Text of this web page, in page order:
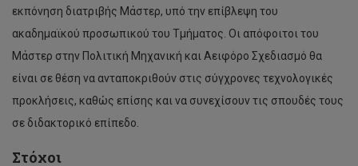
εκπόνηση διατριβής Μάστερ, υπό την επίβλεψη του
ακαδημαϊκού προσωπικού του Τμήματος. Οι απόφοιτοι του
Μάστερ στην Πολιτική Μηχανική και Αειφόρο Σχεδιασμό θα
είναι σε θέση να ανταποκριθούν στις σύγχρονες τεχνολογικές
προκλήσεις, καθώς επίσης και να συνεχίσουν τις σπουδές τους
σε διδακτορικό επίπεδο.
Στόχοι